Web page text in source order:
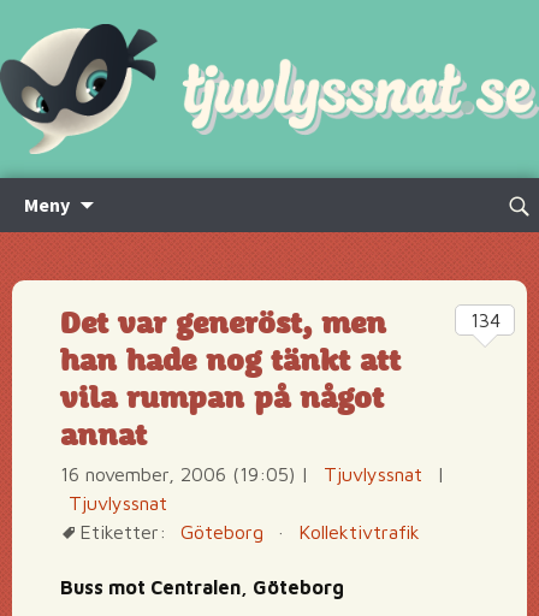
Meny
innehåll
Sök
Det var generöst, men
han hade nog tänkt att
vila rumpan på något
annat
16 november, 2006 (19:05) | Tjuvlyssnat
|
Tjuvlyssnat
Etiketter:
Göteborg · Kollektivtrafik
Buss mot Centralen, Göteborg
134